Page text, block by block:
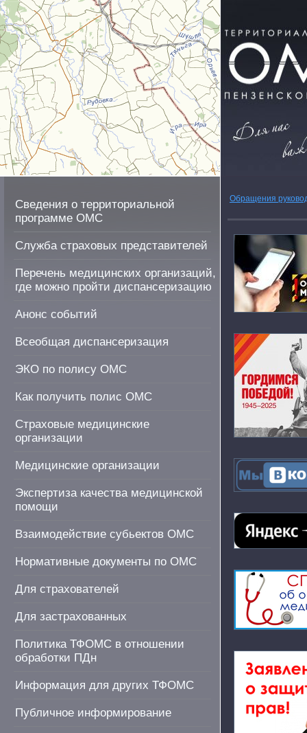
Сведения о территориальной
программе ОМС
Служба страховых представителей
Перечень медицинских организаций,
где можно пройти диспансеризацию
Анонс событий
Всеобщая диспансеризация
ЭКО по полису ОМС
Как получить полис ОМС
Страховые медицинские
организации
Медицинские организации
Экспертиза качества медицинской
помощи
Взаимодействие субьектов ОМС
Нормативные документы по ОМС
Для страхователей
Для застрахованных
Политика ТФОМС в отношении
обработки ПДн
Информация для других ТФОМС
Публичное информирование
Обращения